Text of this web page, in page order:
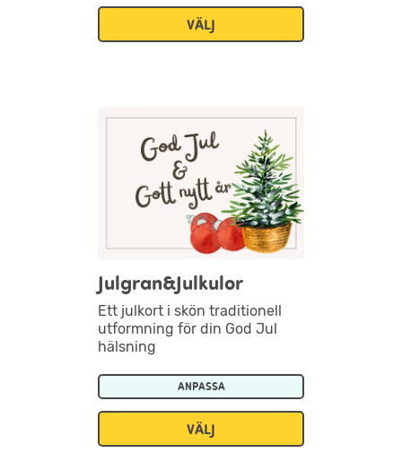
VÄLJ
Julgran&Julkulor
Ett julkort i skön traditionell
utformning för din God Jul
hälsning
ANPASSA
VÄLJ